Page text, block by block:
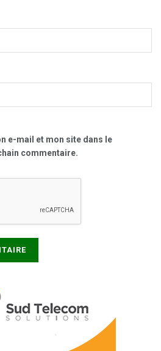
e-mail et mon site dans le
commentaire.